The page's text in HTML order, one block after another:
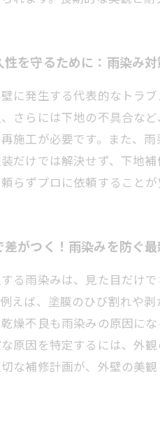
を守るために：雨染み
に発生する代表的なトラ
さらには下地の不具合な
施工が必要です。また、
だけでは解決せず、下地
らずプロに依頼すること
差がつく！雨染みを防ぐ
る雨染みは、見た目だけ
えば、塗膜のひび割れや
燥不良も雨染みの原因に
原因を特定するには、外
な補修計画が、外壁の美